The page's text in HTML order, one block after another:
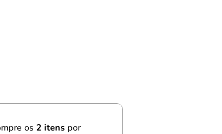
os 2 itenspor